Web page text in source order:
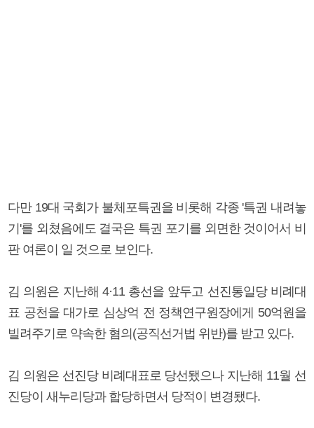
다만 19대 국회가 불체포특권을 비롯해 각종 '특권 내려놓
기'를 외쳤음에도 결국은 특권 포기를 외면한 것이어서 비
판 여론이 일 것으로 보인다.
김 의원은 지난해 4·11 총선을 앞두고 선진통일당 비례대
표 공천을 대가로 심상억 전 정책연구원장에게 50억원을
빌려주기로 약속한 혐의(공직선거법 위반)를 받고 있다.
김 의원은 선진당 비례대표로 당선됐으나 지난해 11월 선
진당이 새누리당과 합당하면서 당적이 변경됐다.